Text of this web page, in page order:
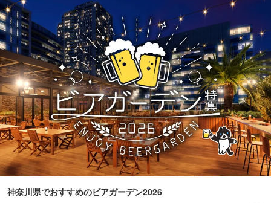
神奈川県でおすすめのビアガーデン2026